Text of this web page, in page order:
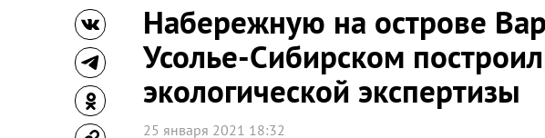
Набережную на острове
Усолье-Сибирском
экологической экспертизы
25 января 2021 18:32